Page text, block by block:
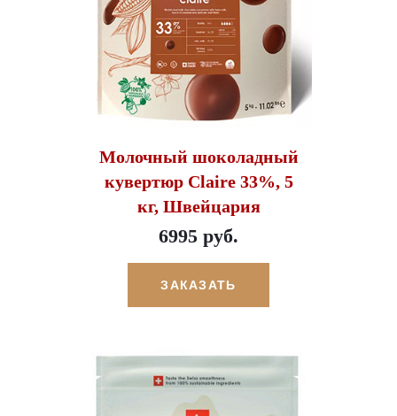
Молочный шоколадный
кувертюр Claire 33%, 5
кг, Швейцария
6995 руб.
ЗАКАЗАТЬ